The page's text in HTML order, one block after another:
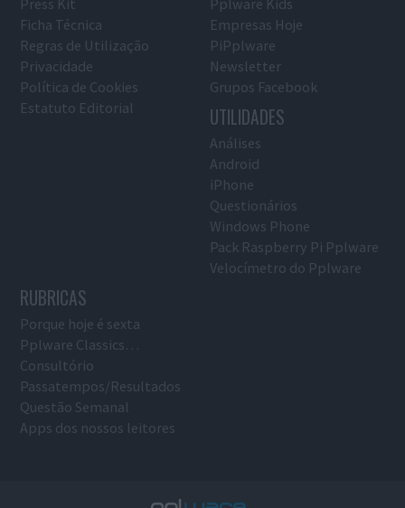
Ficha Técnica
Regras de Utilização
Privacidade
Política de Cookies
Estatuto Editorial
Empresas Hoje
PiPplware
Newsletter
Grupos Facebook
UTILIDADES
Análises
Android
iPhone
Questionários
Windows Phone
Pack Raspberry Pi Pplware
Velocímetro do Pplware
RUBRICAS
Porque hoje é sexta
Pplware Classics…
Consultório
Passatempos/Resultados
Questão Semanal
Apps dos nossos leitores